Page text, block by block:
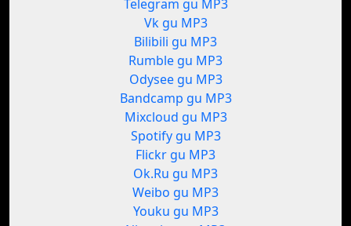
Telegram gu MP3
Vk gu MP3
Bilibili gu MP3
Rumble gu MP3
Odysee gu MP3
Bandcamp gu MP3
Mixcloud gu MP3
Spotify gu MP3
Flickr gu MP3
Ok.Ru gu MP3
Weibo gu MP3
Youku gu MP3